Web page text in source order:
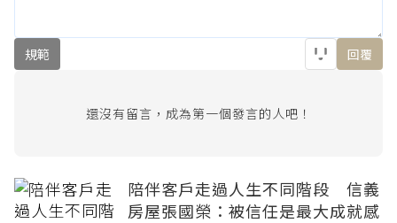
規範 回覆
還沒有留言，成為第一個發言的人吧！
陪伴客戶走過人生不同階段 信義
房屋張國榮：被信任是最大成就感